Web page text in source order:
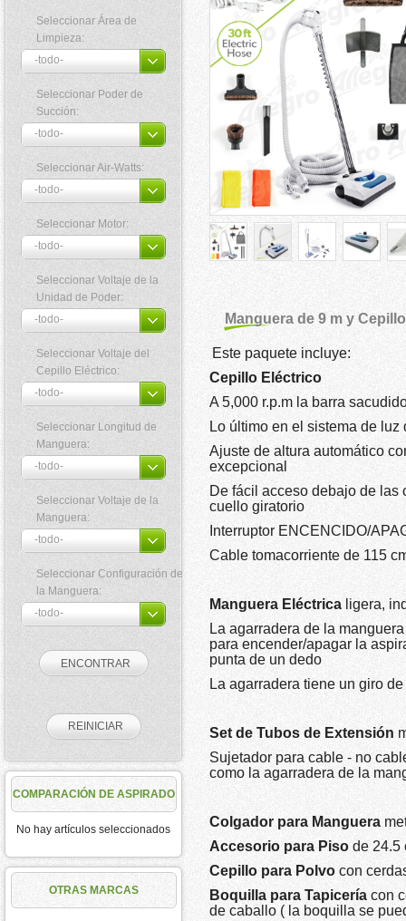
Seleccionar Área de
Limpieza:
Seleccionar Poder de
Succión:
Seleccionar Air-Watts:
Seleccionar Motor:
Seleccionar Voltaje de la
Unidad de Poder:
Seleccionar Voltaje del
Cepillo Eléctrico:
Seleccionar Longitud de
Manguera:
Seleccionar Voltaje de la
Manguera:
Seleccionar Configuración de
la Manguera:
COMPARACIÓN DE ASPIRADO
No hay artículos seleccionados
OTRAS MARCAS
Manguera de 9 m y
Este paquete incluye:
Cepillo Eléctrico
A 5,000 r.p.m la barra
Lo último en el sistema de luz
Ajuste de altura automático
excepcional
De fácil acceso debajo de las
cuello giratorio
Interruptor ENCENCIDO/
Cable tomacorriente de 115
Manguera Eléctrica ligera,
La agarradera de la
para encender/apagar la
punta de un dedo
La agarradera tiene un giro
Set de Tubos de Extensión
Sujetador para cable - no
como la agarradera de la
Colgador para Manguera
Accesorio para Pisode 24.5
Cepillo para Polvo con
Boquilla para Tapicería con
de caballo ( la boquilla se